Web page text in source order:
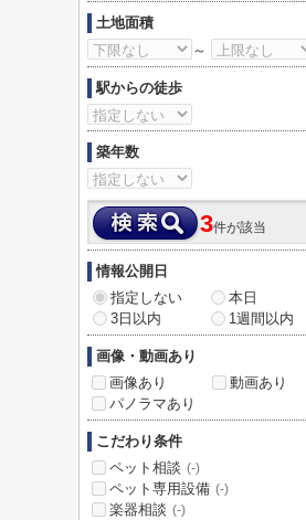
土地面積
～
駅からの徒歩
築年数
3件が該当
情報公開日
指定しない
本日
3日以内
1週間以内
画像・動画あり
画像あり
動画あり
パノラマあり
こだわり条件
ペット相談 (-)
ペット専用設備 (-)
楽器相談 (-)